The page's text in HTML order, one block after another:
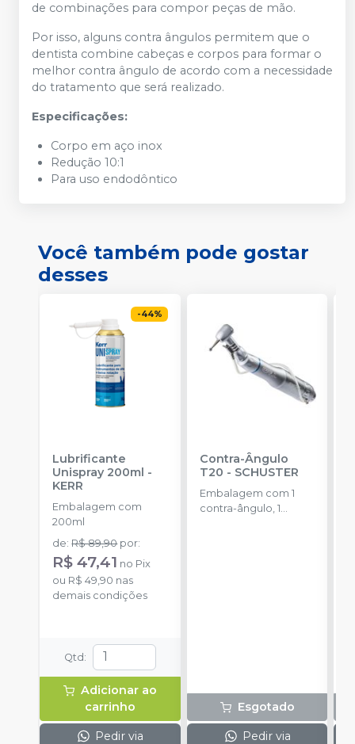
de combinações para compor peças de mão.
Por isso, alguns contra ângulos permitem que o
dentista combine cabeças e corpos para formar o
melhor contra ângulo de acordo com a necessidade
do tratamento que será realizado.
Especificações:
Corpo em aço inox
Redução 10:1
Para uso endodôntico
Você também pode gostar
desses
-44%
Lubrificante
Unispray 200ml -
KERR
Embalagem com
200ml
de:R$ 89,90 por:
R$ 47,41 no Pix
ou R$ 49,90 nas
demais condições
Qtd :
Adicionar ao
carrinho
Pedir via
Contra-Ângulo
T20 - SCHUSTER
Embalagem com 1
contra-ângulo, 1
Esgotado
Pedir via